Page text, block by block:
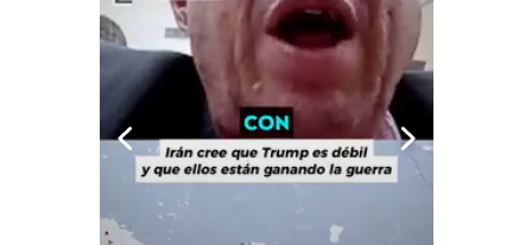
Condiciones
Preguntas
Frecuentes